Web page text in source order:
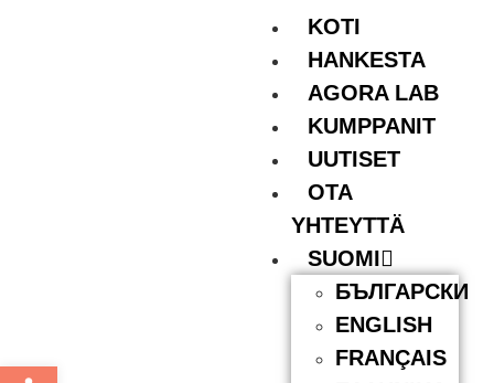
KOTI
HANKESTA
AGORA LAB
KUMPPANIT
UUTISET
OTA
YHTEYTTÄ
SUOMI
БЪЛГАРСКИ
ENGLISH
FRANÇAIS